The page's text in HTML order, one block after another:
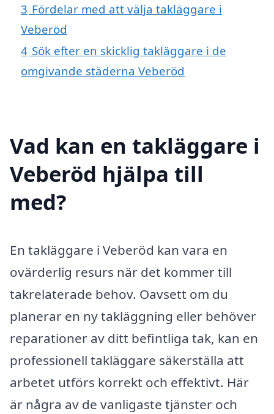
3 Fördelar med att välja takläggare i
Veberöd
4 Sök efter en skicklig takläggare i de
omgivande städerna Veberöd
Vad kan en takläggare i
Veberöd hjälpa till
med?
En takläggare i Veberöd kan vara en
ovärderlig resurs när det kommer till
takrelaterade behov. Oavsett om du
planerar en ny takläggning eller behöver
reparationer av ditt befintliga tak, kan en
professionell takläggare säkerställa att
arbetet utförs korrekt och effektivt. Här
är några av de vanligaste tjänster och